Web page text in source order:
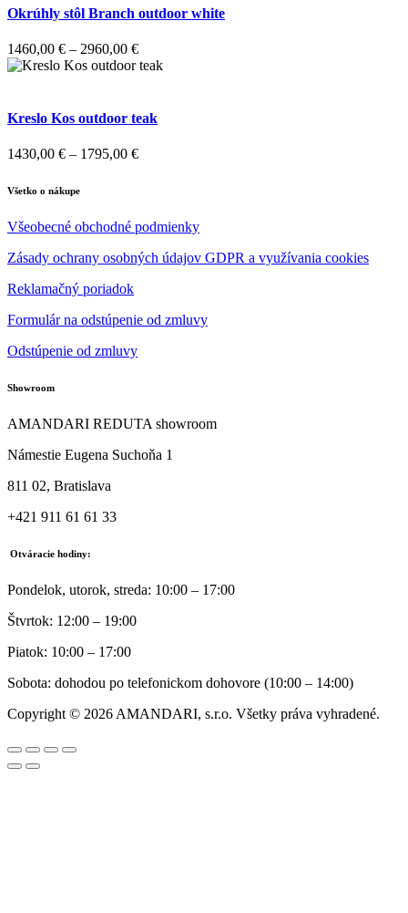
690,00 €
Okrúhly stôl Branch outdoor white
1460,00 € – 2960,00 €Price
range:
2960,00 €
Kreslo Kos outdoor teak
1430,00 € – 1795,00 €Price
1795,00 €
Všetko o nákupe
Všeobecné obchodné podmienky
Zásady ochrany osobných údajov GDPR a využívania cookies
Reklamačný poriadok
Formulár na odstúpenie od zmluvy
Odstúpenie od zmluvy
Showroom
AMANDARI REDUTA showroom
Námestie Eugena Suchoňa 1
811 02, Bratislava
+421 911 61 61 33
Otváracie hodiny:
Pondelok, utorok, streda: 10:00 – 17:00
Štvrtok: 12:00 – 19:00
Piatok: 10:00 – 17:00
Sobota: dohodou po telefonickom dohovore (10:00 – 14:00)
Copyright © 2026 AMANDARI, s.r.o. Všetky práva vyhradené.